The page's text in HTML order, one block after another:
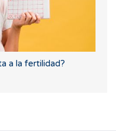
a la fertilidad?